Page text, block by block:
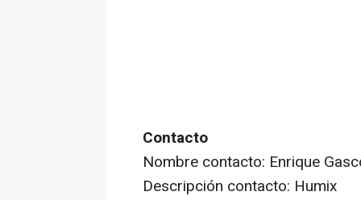
Contacto
Nombre contacto: Enrique
Descripción contacto: Humix